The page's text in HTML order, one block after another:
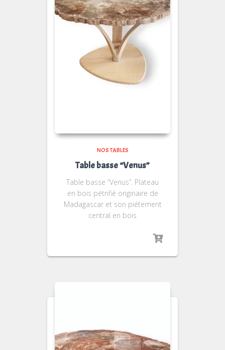
NOS TABLES
Table basse “Venus”
Table basse “Venus”. Plateau
en bois pétrifié originaire de
Madagascar et son piétement
central en bois